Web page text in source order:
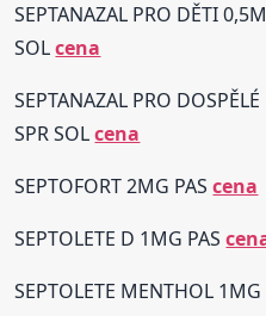
SEPTANAZAL PRO DĚTI
SOLcena
SEPTANAZAL PRO
SPR SOLcena
SEPTOFORT 2MG PAScena
SEPTOLETE D 1MG PAS
SEPTOLETE MENTHOL